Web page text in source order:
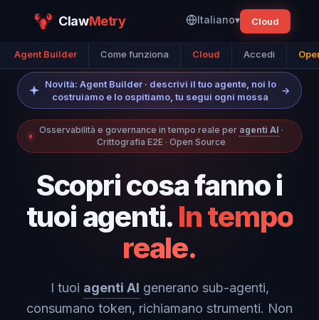
ClawMetry Italiano▾ Cloud
Agent Builder Come funziona Cloud Accedi
Novità: Agent Builder · descrivi il tuo agente, noi lo
costruiamo e lo ospitiamo, tu segui ogni mossa
→
Osservabilità e governance in tempo reale per agenti AI ·
Crittografia E2E · Open Source
Scopri cosa fanno i
tuoi agenti. In tempo
reale.
I tuoi agenti AI generano sub-agenti,
consumano token, richiamano strumenti. Non